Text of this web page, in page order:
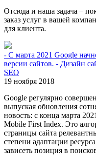
Отсюда и наша задача –
заказ услуг в вашей
для клиента.
- С марта 2021 Google
версии сайтов. - Дизайн
SEO
19 ноября 2018
Google регулярно
выпуская обновления
новость: с конца марта
Mobile First Index. Это
страницы сайта
степени адаптации
зависеть позиция в